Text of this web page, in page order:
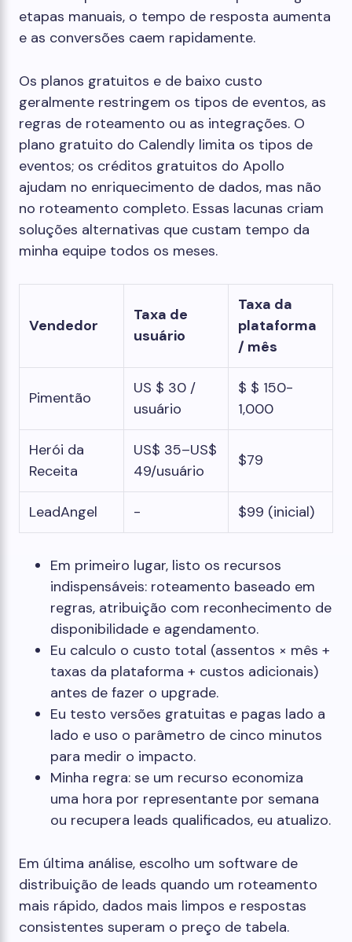
etapas manuais, o tempo de resposta aumenta
e as conversões caem rapidamente.
Os planos gratuitos e de baixo custo
geralmente restringem os tipos de eventos, as
regras de roteamento ou as integrações. O
plano gratuito do Calendly limita os tipos de
eventos; os créditos gratuitos do Apollo
ajudam no enriquecimento de dados, mas não
no roteamento completo. Essas lacunas criam
soluções alternativas que custam tempo da
minha equipe todos os meses.
Vendedor
Taxa de
usuário
Taxa da
plataforma
/ mês
Pimentão
US $ 30 /
usuário
$ $ 150-
1,000
Herói da
Receita
US$ 35–US$
49/usuário
$79
LeadAngel - $99 (inicial)
Em primeiro lugar, listo os recursos
indispensáveis: roteamento baseado em
regras, atribuição com reconhecimento de
disponibilidade e agendamento.
Eu calculo o custo total (assentos × mês +
taxas da plataforma + custos adicionais)
antes de fazer o upgrade.
Eu testo versões gratuitas e pagas lado a
lado e uso o parâmetro de cinco minutos
para medir o impacto.
Minha regra: se um recurso economiza
uma hora por representante por semana
ou recupera leads qualificados, eu atualizo.
Em última análise, escolho um software de
distribuição de leads quando um roteamento
mais rápido, dados mais limpos e respostas
consistentes superam o preço de tabela.